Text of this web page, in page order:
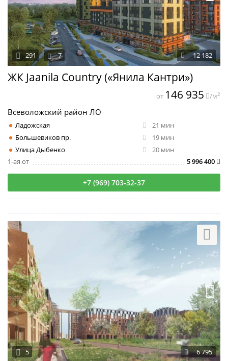
ЖК Jaanila Country («Янила Кантри»)
12 182
291 7
Всеволожский район ЛО
Ладожская
21 мин
Большевиков пр.
19 мин
Улица Дыбенко
20 мин
1-ая от
5 996 400
от 146 935 /м2
+7 (969) 703-32-37
6 795
5